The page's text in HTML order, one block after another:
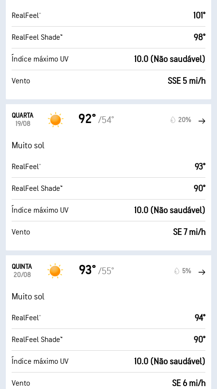
RealFeel® 101°
RealFeel Shade™ 98°
Índice máximo UV 10.0 (Não saudável)
Vento SSE 5 mi/h
QUARTA
19/08
92° /54° 20%
Muito sol
RealFeel® 93°
RealFeel Shade™ 90°
Índice máximo UV 10.0 (Não saudável)
Vento SE 7 mi/h
QUINTA
20/08
93° /55° 5%
Muito sol
RealFeel® 94°
RealFeel Shade™ 90°
Índice máximo UV 10.0 (Não saudável)
Vento SE 6 mi/h